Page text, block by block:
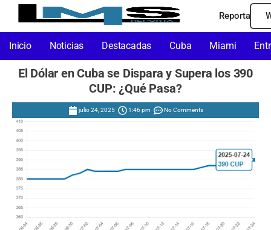
Reporta
Inicio Noticias Destacadas Cuba Miami
El Dólar en Cuba se Dispara y Supera los 390
CUP: ¿Qué Pasa?
julio 24, 2025 1:46 pm No Comments